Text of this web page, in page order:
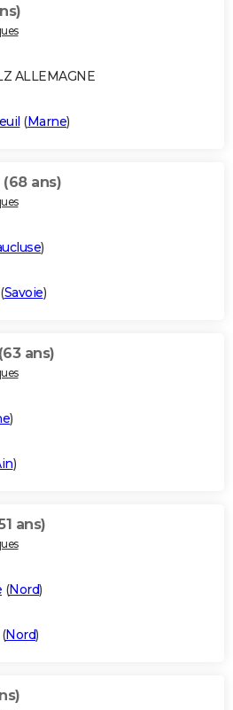
ALLEMAGNE
(Marne)
(68 ans)
)
Savoie)
(63 ans)
)
)
ans)
(Nord)
(Nord)